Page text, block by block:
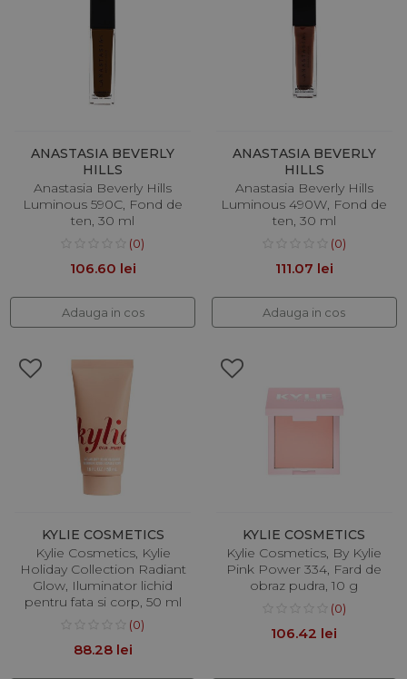
ANASTASIA BEVERLY
HILLS
Anastasia Beverly Hills
Luminous 590C, Fond de
ten, 30 ml
(0)
106.60 lei
Adauga in cos
ANASTASIA BEVERLY
HILLS
Anastasia Beverly Hills
Luminous 490W, Fond de
ten, 30 ml
(0)
111.07 lei
Adauga in cos
KYLIE COSMETICS
Kylie Cosmetics, Kylie
Holiday Collection Radiant
Glow, Iluminator lichid
pentru fata si corp, 50 ml
(0)
88.28 lei
KYLIE COSMETICS
Kylie Cosmetics, By Kylie
Pink Power 334, Fard de
obraz pudra, 10 g
(0)
106.42 lei